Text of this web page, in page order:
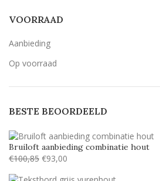
Lavenderia
LillyBelle
Monotype corosiva 1
Stea
1
Stencil 1
VOORRAAD
Aanbieding
Op voorraad
BESTE BEOORDEELD
Bruiloft aanbieding combinatie hout
€100,85 €93,00